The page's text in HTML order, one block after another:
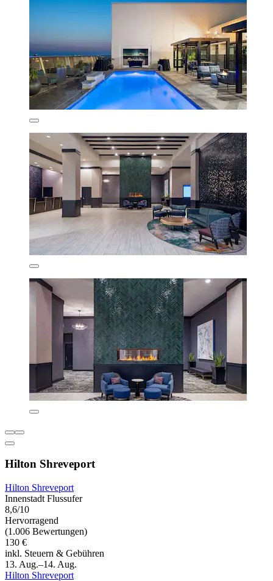
Hilton Shreveport
Hilton Shreveport
Innenstadt Flussufer
8,6/10
Hervorragend
(1.006 Bewertungen)
130 €
inkl. Steuern & Gebühren
13. Aug.–14. Aug.
Hilton Shreveport